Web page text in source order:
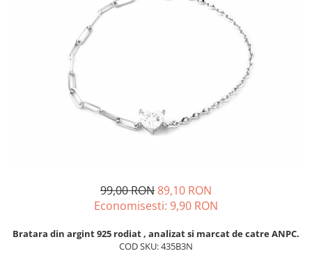
SETURI BIJUTERII
ACE DE CRAVATA
BRATARI PENTRU PICIOR
BRATARA TIP ROZARIU
LANTURI TIP ROZARIU
99,00 RON89,10 RON
Economisesti: 9,90 RON
Bratara din argint 925 rodiat , analizat si marcat de catre ANPC.
COD SKU: 435B3N